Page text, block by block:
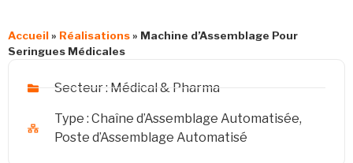
Accueil» Réalisations» Machine d’Assemblage Pour
Seringues Médicales
Secteur : Médical & Pharma
Type : Chaîne d’Assemblage Automatisée,
Poste d’Assemblage Automatisé